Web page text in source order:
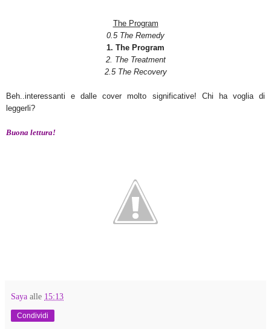
The Program
0.5 The Remedy
1. The Program
2. The Treatment
2.5 The Recovery
Beh..interessanti e dalle cover molto significative! Chi ha voglia di
leggerli?
Buona lettura!
Saya alle 15:13
Condividi